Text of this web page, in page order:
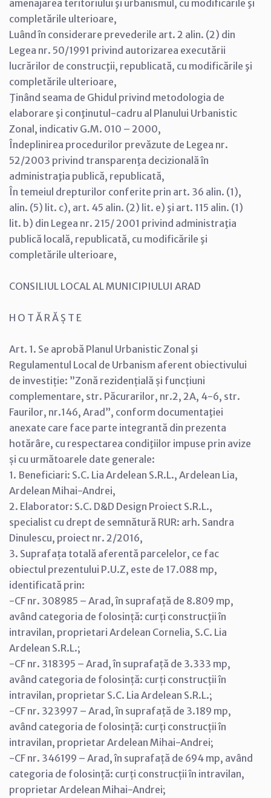
amenajarea teritoriului şi urbanismul, cu modificările şi
completările ulterioare,
Luând în considerare prevederile art. 2 alin. (2) din
Legea nr. 50/1991 privind autorizarea executării
lucrărilor de construcţii, republicată, cu modificările şi
completările ulterioare,
Ţinând seama de Ghidul privind metodologia de
elaborare şi conţinutul-cadru al Planului Urbanistic
Zonal, indicativ G.M. 010 – 2000,
Îndeplinirea procedurilor prevăzute de Legea nr.
52/2003 privind transparenţa decizională în
administraţia publică, republicată,
În temeiul drepturilor conferite prin art. 36 alin. (1),
alin. (5) lit. c), art. 45 alin. (2) lit. e) şi art. 115 alin. (1)
lit. b) din Legea nr. 215/ 2001 privind administraţia
publică locală, republicată, cu modificările şi
completările ulterioare,
CONSILIUL LOCAL AL MUNICIPIULUI ARAD
H O T Ă R Ă Ș T E
Art. 1. Se aprobă Planul Urbanistic Zonal şi
Regulamentul Local de Urbanism aferent obiectivului
de investiție: ”Zonă rezidențială și funcțiuni
complementare, str. Păcurarilor, nr.2, 2A, 4-6, str.
Faurilor, nr.146, Arad”, conform documentaţiei
anexate care face parte integrantă din prezenta
hotărâre, cu respectarea condiţiilor impuse prin avize
și cu următoarele date generale:
1. Beneficiari: S.C. Lia Ardelean S.R.L., Ardelean Lia,
Ardelean Mihai-Andrei,
2. Elaborator: S.C. D&D Design Proiect S.R.L.,
specialist cu drept de semnătură RUR: arh. Sandra
Dinulescu, proiect nr. 2/2016,
3. Suprafața totală aferentă parcelelor, ce fac
obiectul prezentului P.U.Z, este de 17.088 mp,
identificată prin:
-CF nr. 308985 – Arad, în suprafață de 8.809 mp,
având categoria de folosință: curți construcții în
intravilan, proprietari Ardelean Cornelia, S.C. Lia
Ardelean S.R.L.;
-CF nr. 318395 – Arad, în suprafață de 3.333 mp,
având categoria de folosință: curți construcții în
intravilan, proprietar S.C. Lia Ardelean S.R.L.;
-CF nr. 323997 – Arad, în suprafață de 3.189 mp,
având categoria de folosință: curți construcții în
intravilan, proprietar Ardelean Mihai-Andrei;
-CF nr. 346199 – Arad, în suprafață de 694 mp, având
categoria de folosință: curți construcții în intravilan,
proprietar Ardelean Mihai-Andrei;